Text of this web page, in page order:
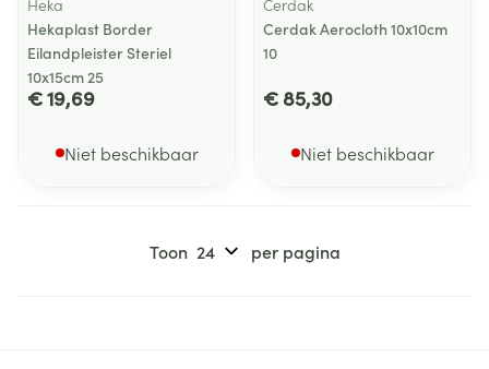
Heka
Hekaplast Border
Eilandpleister Steriel
10x15cm 25
€ 19,69
Niet beschikbaar
Cerdak
Cerdak Aerocloth 10x10cm
10
€ 85,30
Niet beschikbaar
Toon per pagina